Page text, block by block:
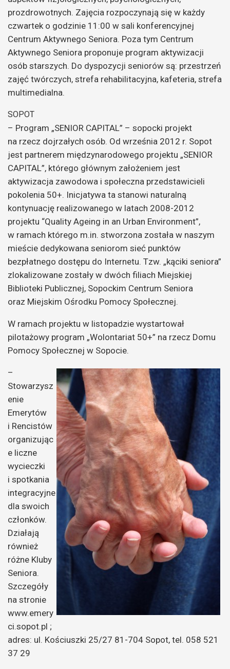
prozdrowotnych. Zajęcia rozpoczynają się w każdy
czwartek o godzinie 11:00 w sali konferencyjnej
Centrum Aktywnego Seniora. Poza tym Centrum
Aktywnego Seniora proponuje program aktywizacji
osób starszych. Do dyspozycji seniorów są: przestrzeń
zajęć twórczych, strefa rehabilitacyjna, kafeteria, strefa
multimedialna.
SOPOT
– Program „SENIOR CAPITAL” – sopocki projekt
na rzecz dojrzałych osób. Od września 2012 r. Sopot
jest partnerem międzynarodowego projektu „SENIOR
CAPITAL”, którego głównym założeniem jest
aktywizacja zawodowa i społeczna przedstawicieli
pokolenia 50+. Inicjatywa ta stanowi naturalną
kontynuację realizowanego w latach 2008-2012
projektu “Quality Ageing in an Urban Environment”,
w ramach którego m.in. stworzona została w naszym
mieście dedykowana seniorom sieć punktów
bezpłatnego dostępu do Internetu. Tzw. „kąciki seniora”
zlokalizowane zostały w dwóch filiach Miejskiej
Biblioteki Publicznej, Sopockim Centrum Seniora
oraz Miejskim Ośrodku Pomocy Społecznej.
W ramach projektu w listopadzie wystartował
pilotażowy program „Wolontariat 50+” na rzecz Domu
Pomocy Społecznej w Sopocie.
–
Stowarzysz
enie
Emerytów
i Rencistów
organizując
e liczne
wycieczki
i spotkania
integracyjne
dla swoich
członków.
Działają
również
różne Kluby
Seniora.
Szczegóły
na stronie
www.emery
ci.sopot.pl ;
adres: ul. Kościuszki 25/27 81-704 Sopot, tel. 058 521
37 29